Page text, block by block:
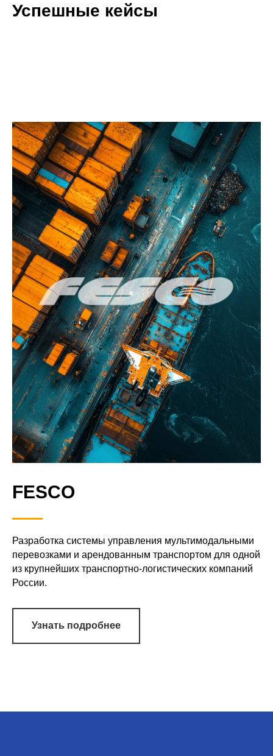
Успешные кейсы
FESCO
Разработка cистемы управления мультимодальными
перевозками и арендованным транспортом для одной
из крупнейших транспортно-логистических компаний
России.
Узнать подробнее